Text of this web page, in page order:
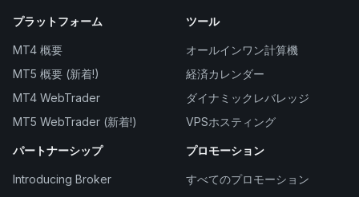
プラットフォーム
MT4 概要
MT5 概要 (新着!)
MT4 WebTrader
MT5 WebTrader (新着!)
ツール
オールインワン計算機
経済カレンダー
ダイナミックレバレッジ
VPSホスティング
パートナーシップ
Introducing Broker
プロモーション
すべてのプロモーション